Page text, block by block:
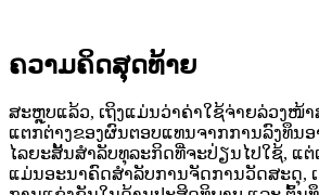
ຄວາມຄິດສຸດທ້າຍ
ສະຫຼຸບແລ້ວ, ເຖິງແມ່ນວ່າຄ່າໃຊ້ຈ່າຍລ່ວງໜ້າ
ແຕກຕ່າງຂອງຜົນຕອບແທນຈາກການລົງທຶນ
ໄລຍະສັ້ນສຳລັບທຸລະກິດທີ່ຈະປ່ຽນໄປໃຊ້, ແຕ່ເ
ແມ່ນອະນາຄົດສຳລັບການຈັດການວັດສະດຸ,